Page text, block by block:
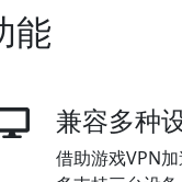
能
兼容多种
借助游戏VPN